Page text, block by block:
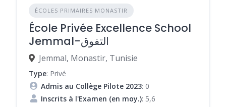
ÉCOLES PRIMAIRES MONASTIR
École Privée Excellence School
Jemmal-التفوق
Jemmal, Monastir, Tunisie
Type: Privé
Admis au Collège Pilote 2023: 0
Inscrits à l'Examen (en moy.): 5,6